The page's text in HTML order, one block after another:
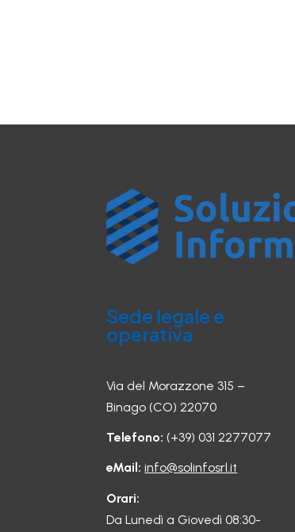
Sede legale e
operativa
Via del Morazzone 315 –
Binago (CO) 22070
Telefono: (+39) 031 2277077
eMail: info@solinfosrl.it
Orari:
Da Lunedì a Giovedì 08:30-